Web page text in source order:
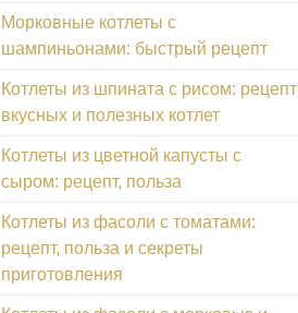
Морковные котлеты с
шампиньонами: быстрый рецепт
Котлеты из шпината с рисом: рецепт
вкусных и полезных котлет
Котлеты из цветной капусты с
сыром: рецепт, польза
Котлеты из фасоли с томатами:
рецепт, польза и секреты
приготовления